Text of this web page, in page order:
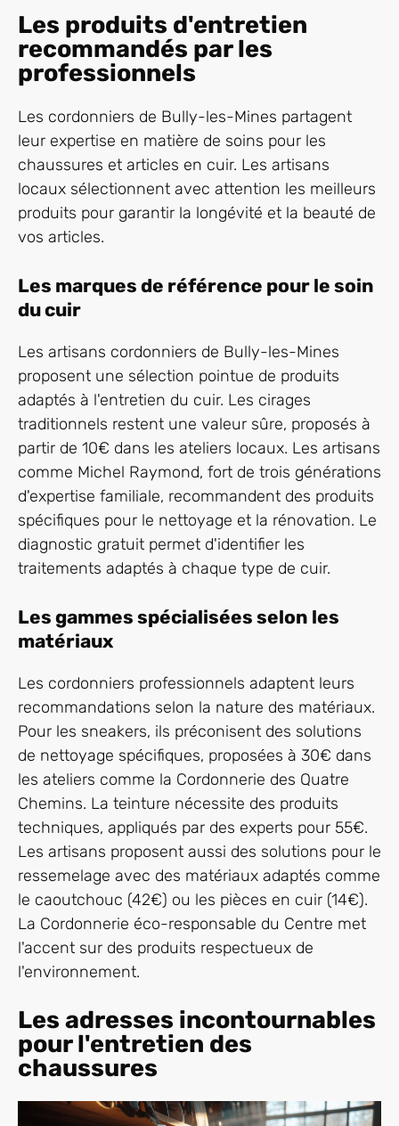
Les produits d'entretien
recommandés par les
professionnels
Les cordonniers de Bully-les-Mines partagent
leur expertise en matière de soins pour les
chaussures et articles en cuir. Les artisans
locaux sélectionnent avec attention les meilleurs
produits pour garantir la longévité et la beauté de
vos articles.
Les marques de référence pour le soin
du cuir
Les artisans cordonniers de Bully-les-Mines
proposent une sélection pointue de produits
adaptés à l'entretien du cuir. Les cirages
traditionnels restent une valeur sûre, proposés à
partir de 10€ dans les ateliers locaux. Les artisans
comme Michel Raymond, fort de trois générations
d'expertise familiale, recommandent des produits
spécifiques pour le nettoyage et la rénovation. Le
diagnostic gratuit permet d'identifier les
traitements adaptés à chaque type de cuir.
Les gammes spécialisées selon les
matériaux
Les cordonniers professionnels adaptent leurs
recommandations selon la nature des matériaux.
Pour les sneakers, ils préconisent des solutions
de nettoyage spécifiques, proposées à 30€ dans
les ateliers comme la Cordonnerie des Quatre
Chemins. La teinture nécessite des produits
techniques, appliqués par des experts pour 55€.
Les artisans proposent aussi des solutions pour le
ressemelage avec des matériaux adaptés comme
le caoutchouc (42€) ou les pièces en cuir (14€).
La Cordonnerie éco-responsable du Centre met
l'accent sur des produits respectueux de
l'environnement.
Les adresses incontournables
pour l'entretien des
chaussures